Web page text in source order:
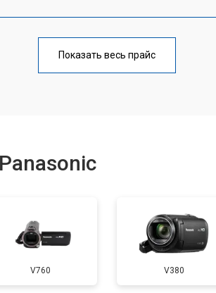
от 80 мин
Показать весь прайс
V760 V380